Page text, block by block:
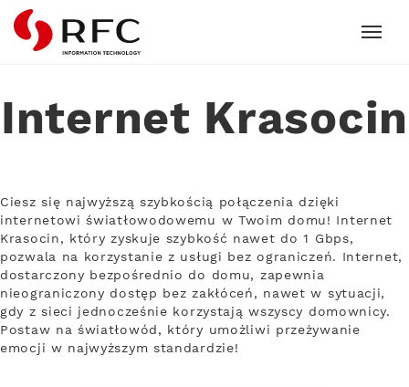
RFC
Internet Krasocin
Ciesz się najwyższą szybkością połączenia dzięki
internetowi światłowodowemu w Twoim domu! Internet
Krasocin, który zyskuje szybkość nawet do 1 Gbps,
pozwala na korzystanie z usługi bez ograniczeń. Internet,
dostarczony bezpośrednio do domu, zapewnia
nieograniczony dostęp bez zakłóceń, nawet w sytuacji,
gdy z sieci jednocześnie korzystają wszyscy domownicy.
Postaw na światłowód, który umożliwi przeżywanie
emocji w najwyższym standardzie!